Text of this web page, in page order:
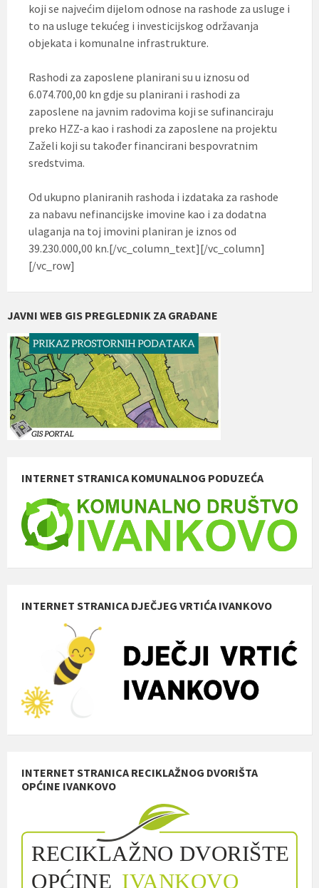
koji se najvećim dijelom odnose na rashode za usluge i
to na usluge tekućeg i investicijskog održavanja
objekata i komunalne infrastrukture.
Rashodi za zaposlene planirani su u iznosu od
6.074.700,00 kn gdje su planirani i rashodi za
zaposlene na javnim radovima koji se sufinanciraju
preko HZZ-a kao i rashodi za zaposlene na projektu
Zaželi koji su također financirani bespovratnim
sredstvima.
Od ukupno planiranih rashoda i izdataka za rashode
za nabavu nefinancijske imovine kao i za dodatna
ulaganja na toj imovini planiran je iznos od
39.230.000,00 kn.[/vc_column_text][/vc_column]
[/vc_row]
JAVNI WEB GIS PREGLEDNIK ZA GRAĐANE
INTERNET STRANICA KOMUNALNOG PODUZEĆA
INTERNET STRANICA DJEČJEG VRTIĆA IVANKOVO
INTERNET STRANICA RECIKLAŽNOG DVORIŠTA
OPĆINE IVANKOVO